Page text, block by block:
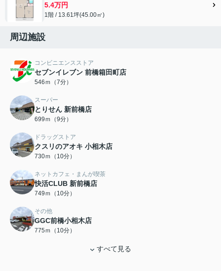
5.4万円
1階 / 13.61坪(45.00㎡)
周辺施設
コンビニエンスストア
セブンイレブン 前橋箱田町店
546ｍ（7分）
スーパー
とりせん 新前橋店
699ｍ（9分）
ドラッグストア
クスリのアオキ 小相木店
730ｍ（10分）
ネットカフェ・まんが喫茶
快活CLUB 新前橋店
749ｍ（10分）
その他
GGC前橋小相木店
775ｍ（10分）
すべて見る